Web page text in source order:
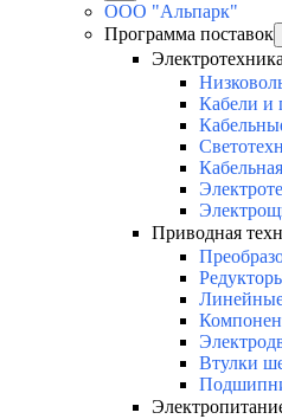
ООО "Альпарк"
Программа поставок
Кабели и
Приводная
Втулки